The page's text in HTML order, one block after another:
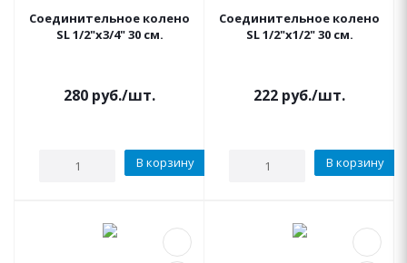
Соединительное колено
SL 1/2"х3/4" 30 см.
280 руб./шт.
В корзину
Соединительное колено
SL 1/2"х1/2" 30 см.
222 руб./шт.
В корзину